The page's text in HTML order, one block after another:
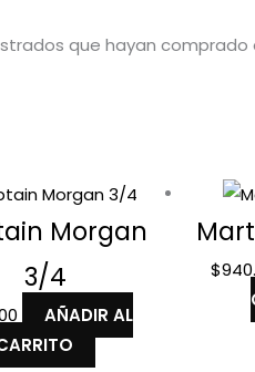
que hayan
Morgan
3/4
AÑADIR AL
$